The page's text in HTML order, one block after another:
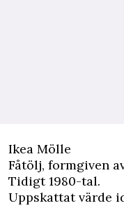
Ikea Mölle
Fåtölj, formgiven
Tidigt 1980-tal.
Uppskattat värde